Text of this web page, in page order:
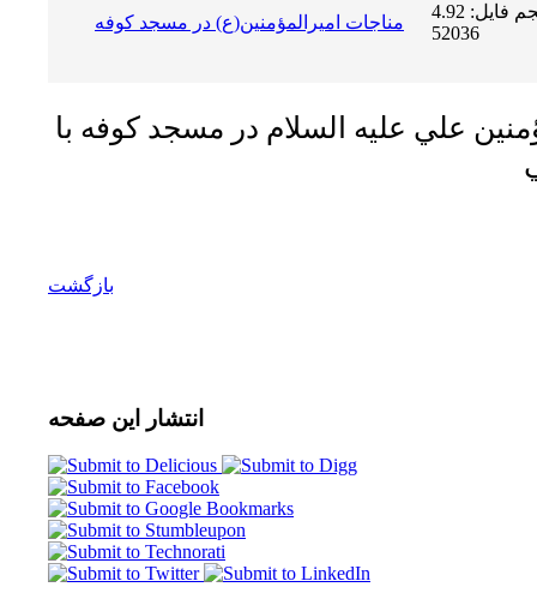
مناجات اميرالمؤمنين(ع) در مسجد كوفه
حجم فایل: 4.92 MB | دریافت ها:
52036
علي عليه السلام در مسجد كوفه با
بازگشت
انتشار این صفحه